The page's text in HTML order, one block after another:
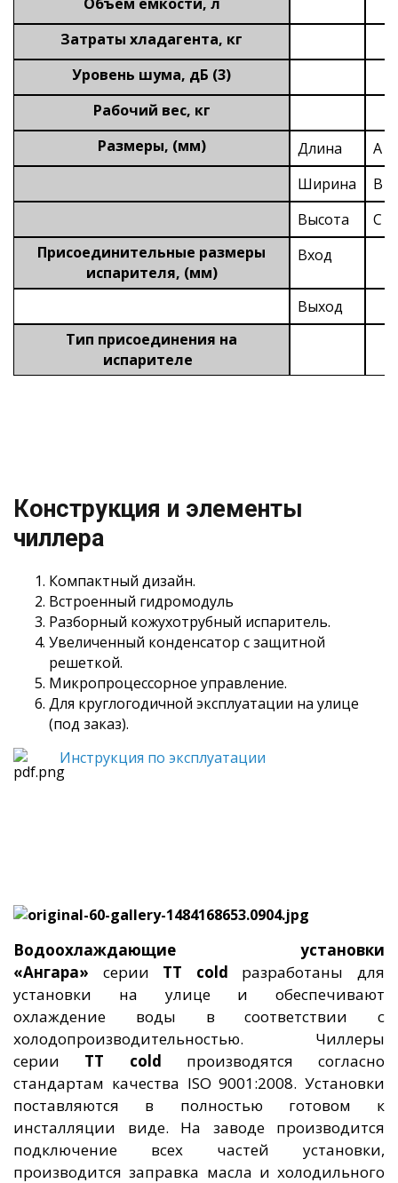
Затраты хладагента, кг
Уровень шума, дБ (3)
Рабочий вес, кг
Размеры, (мм)
Длина
A
Ширина
B
Высота
C
Присоединительные размеры
испарителя, (мм)
Вход
Выход
Тип присоединения на
испарителе
Конструкция и элементы
чиллера
Компактный дизайн.
Встроенный гидромодуль
Разборный кожухотрубный испаритель.
Увеличенный конденсатор с защитной
решеткой.
Микропроцессорное управление.
Для круглогодичной эксплуатации на улице
(под заказ).
Инструкция по эксплуатации
Водоохлаждающие установки
«Ангара» серии TT cold разработаны для
установки на улице и обеспечивают
охлаждение воды в соответствии с
холодопроизводительностью. Чиллеры
серии TT cold производятся согласно
стандартам качества ISO 9001:2008. Установки
поставляются в полностью готовом к
инсталляции виде. На заводе производится
подключение всех частей установки,
производится заправка масла и холодильного